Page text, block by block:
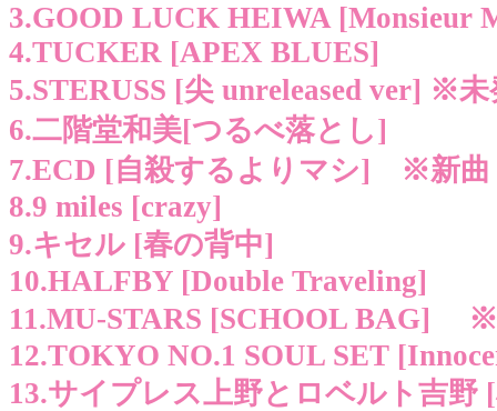
3.GOOD LUCK HEIWA [Monsieur
4.TUCKER [APEX BLUES]
5.STERUSS [尖 unreleased ver] ※
6.二階堂和美[つるべ落とし]
7.ECD [自殺するよりマシ] ※新曲
8.9 miles [crazy]
9.キセル [春の背中]
10.HALFBY [Double Traveling]
11.MU-STARS [SCHOOL BAG] ※
12.TOKYO NO.1 SOUL SET
13.サイプレス上野とロベルト吉